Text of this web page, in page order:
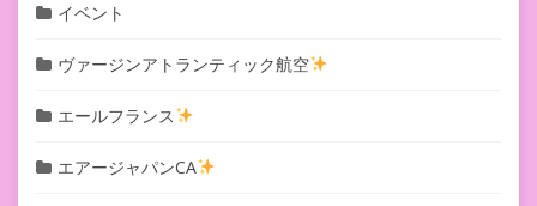
イベント
ヴァージンアトランティック航空
エールフランス
エアージャパンCA